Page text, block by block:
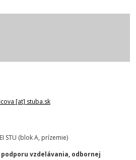
[at] stuba.sk
STU (blok A, prízemie)
podporu vzdelávania, odbornej